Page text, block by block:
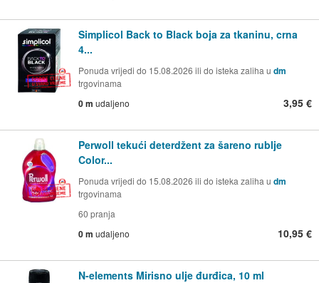
Simplicol Back to Black boja za tkaninu, crna
4...
Ponuda vrijedi do 15.08.2026 ili do isteka zaliha u dm
trgovinama
0 m udaljeno 3,95 €
Perwoll tekući deterdžent za šareno rublje
Color...
Ponuda vrijedi do 15.08.2026 ili do isteka zaliha u dm
trgovinama
60 pranja
0 m udaljeno 10,95 €
N-elements Mirisno ulje đurđica, 10 ml